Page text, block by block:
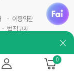
이용약관
법적고지
fai
0